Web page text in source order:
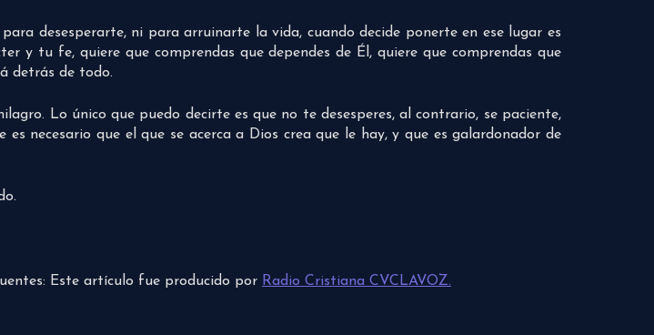
desesperarte, ni para arruinarte la vida, cuando decide ponerte en ese lugar es
y tu fe, quiere que comprendas que dependes de Él, quiere que comprendas que
detrás de todo.
Lo único que puedo decirte es que no te desesperes, al contrario, se paciente,
necesario que el que se acerca a Dios crea que le hay, y que es galardonador de
Este artículo fue producido por Radio Cristiana CVCLAVOZ.